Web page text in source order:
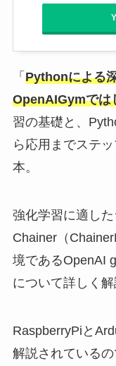
「 Pythonによる
OpenAIGymでは
習の基礎と、
ら応用までステ
本。
強化学習に適し
Chainer（
境であるOpenAI
について詳しく解
RaspberryPiと
解説されているの